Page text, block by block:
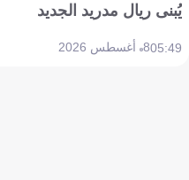
يُبنى ريال مدريد الجديد
05:498 أغسطس 2026